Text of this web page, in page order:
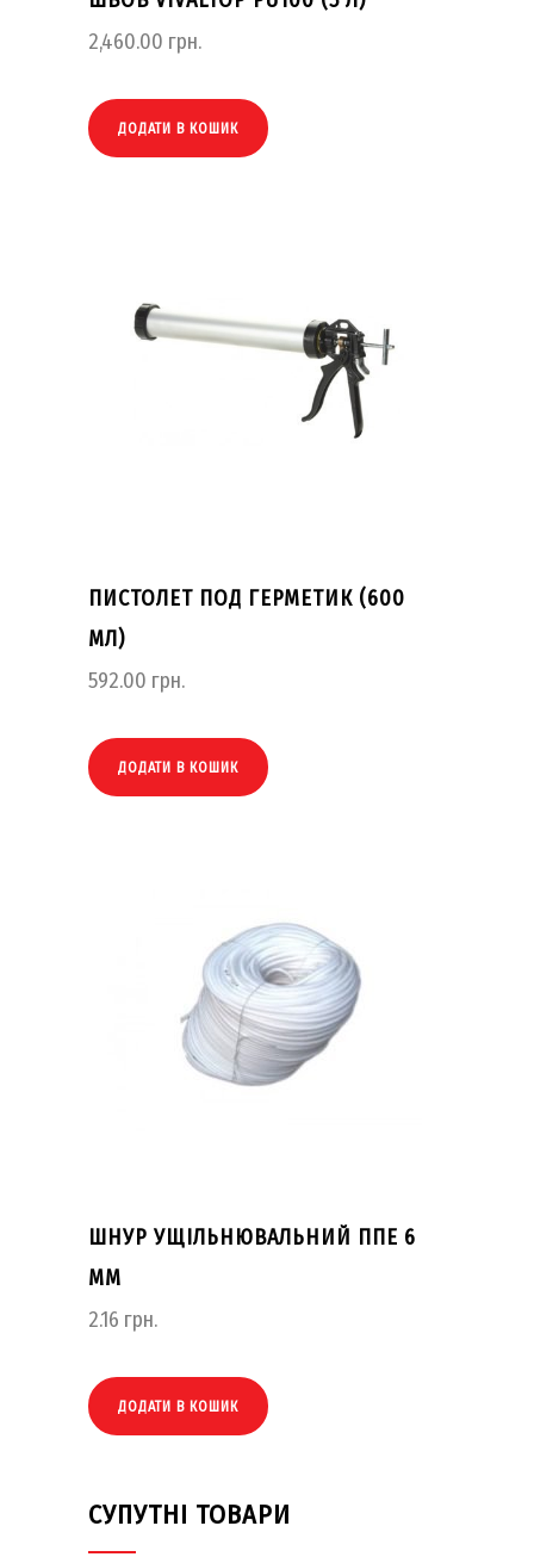
2,460.00 грн.
ДОДАТИ В КОШИК
ПИСТОЛЕТ ПОД ГЕРМЕТИК (600
МЛ)
592.00 грн.
ДОДАТИ В КОШИК
ШНУР УЩІЛЬНЮВАЛЬНИЙ ППЕ 6
ММ
2.16 грн.
ДОДАТИ В КОШИК
СУПУТНІ ТОВАРИ